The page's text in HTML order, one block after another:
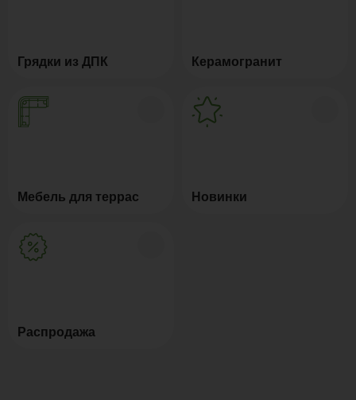
Грядки из ДПК Керамогранит
Мебель для террас Новинки
Распродажа